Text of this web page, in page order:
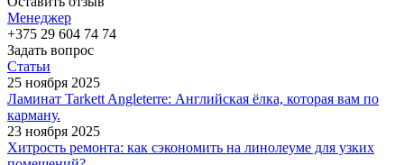
Менеджер
+375 29 604 74 74
Задать вопрос
Статьи
25 ноября 2025
Ламинат Tarkett Angleterre: Английская ёлка, которая вам по
карману.
23 ноября 2025
Хитрость ремонта: как сэкономить на линолеуме для узких